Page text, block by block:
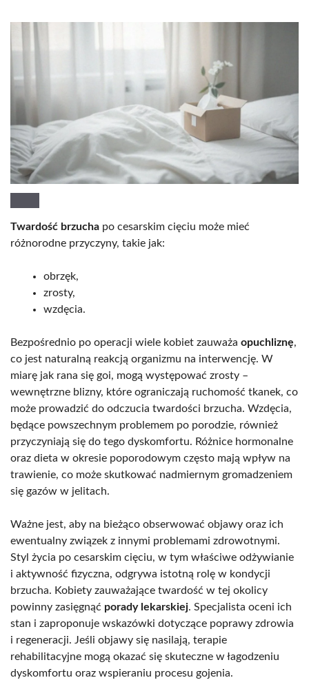
Twardość brzucha po cesarskim cięciu może mieć
różnorodne przyczyny, takie jak:
obrzęk,
zrosty,
wzdęcia.
Bezpośrednio po operacji wiele kobiet zauważa opuchliznę,
co jest naturalną reakcją organizmu na interwencję. W
miarę jak rana się goi, mogą występować zrosty –
wewnętrzne blizny, które ograniczają ruchomość tkanek, co
może prowadzić do odczucia twardości brzucha. Wzdęcia,
będące powszechnym problemem po porodzie, również
przyczyniają się do tego dyskomfortu. Różnice hormonalne
oraz dieta w okresie poporodowym często mają wpływ na
trawienie, co może skutkować nadmiernym gromadzeniem
się gazów w jelitach.
Ważne jest, aby na bieżąco obserwować objawy oraz ich
ewentualny związek z innymi problemami zdrowotnymi.
Styl życia po cesarskim cięciu, w tym właściwe odżywianie
i aktywność fizyczna, odgrywa istotną rolę w kondycji
brzucha. Kobiety zauważające twardość w tej okolicy
powinny zasięgnąć porady lekarskiej. Specjalista oceni ich
stan i zaproponuje wskazówki dotyczące poprawy zdrowia
i regeneracji. Jeśli objawy się nasilają, terapie
rehabilitacyjne mogą okazać się skuteczne w łagodzeniu
dyskomfortu oraz wspieraniu procesu gojenia.